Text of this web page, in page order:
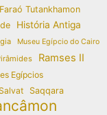
Faraó Tutankhamon
História Antiga
Museu Egípcio do Cairo
Ramses II
Egípcios
Saqqara